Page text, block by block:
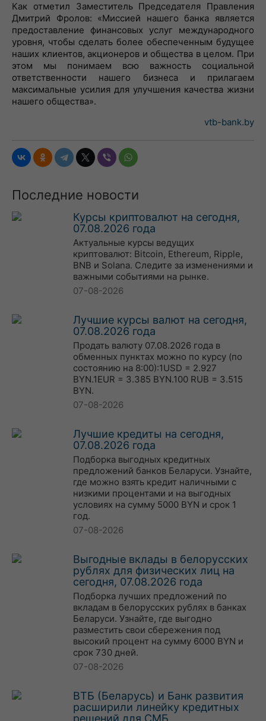
Как отметил Заместитель Председателя Правления
Дмитрий Фролов: «Миссией нашего банка является
предоставление финансовых услуг международного
уровня, чтобы сделать более обеспеченным будущее
наших клиентов, акционеров и общества в целом. При
этом мы понимаем всю важность социальной
ответственности нашего бизнеса и прилагаем
максимальные усилия для улучшения качества жизни
нашего общества».
vtb-bank.by
Последние новости
Курсы криптовалют на сегодня,
07.08.2026 года
Актуальные курсы ведущих
криптовалют: Bitcoin, Ethereum, Ripple,
BNB и Solana. Следите за изменениями и
важными событиями на рынке.
07-08-2026
Лучшие курсы валют на сегодня,
07.08.2026 года
Продать валюту 07.08.2026 года в
обменных пунктах можно по курсу (по
состоянию на 8:00):1USD = 2.927
BYN.1EUR = 3.385 BYN.100 RUB = 3.515
BYN.
07-08-2026
Лучшие кредиты на сегодня,
07.08.2026 года
Подборка выгодных кредитных
предложений банков Беларуси. Узнайте,
где можно взять кредит наличными с
низкими процентами и на выгодных
условиях на сумму 5000 BYN и срок 1
год.
07-08-2026
Выгодные вклады в белорусских
рублях для физических лиц на
сегодня, 07.08.2026 года
Подборка лучших предложений по
вкладам в белорусских рублях в банках
Беларуси. Узнайте, где выгодно
разместить свои сбережения под
высокий процент на сумму 6000 BYN и
срок 730 дней.
07-08-2026
ВТБ (Беларусь) и Банк развития
расширили линейку кредитных
решений для СМБ